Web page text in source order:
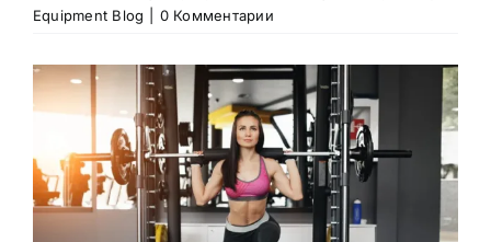
Equipment Blog
0 Комментарии
Посмотреть
большее
изображение